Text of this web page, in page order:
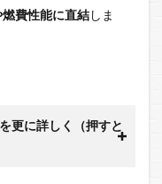
費性能に直結しま
更に詳しく（押すと